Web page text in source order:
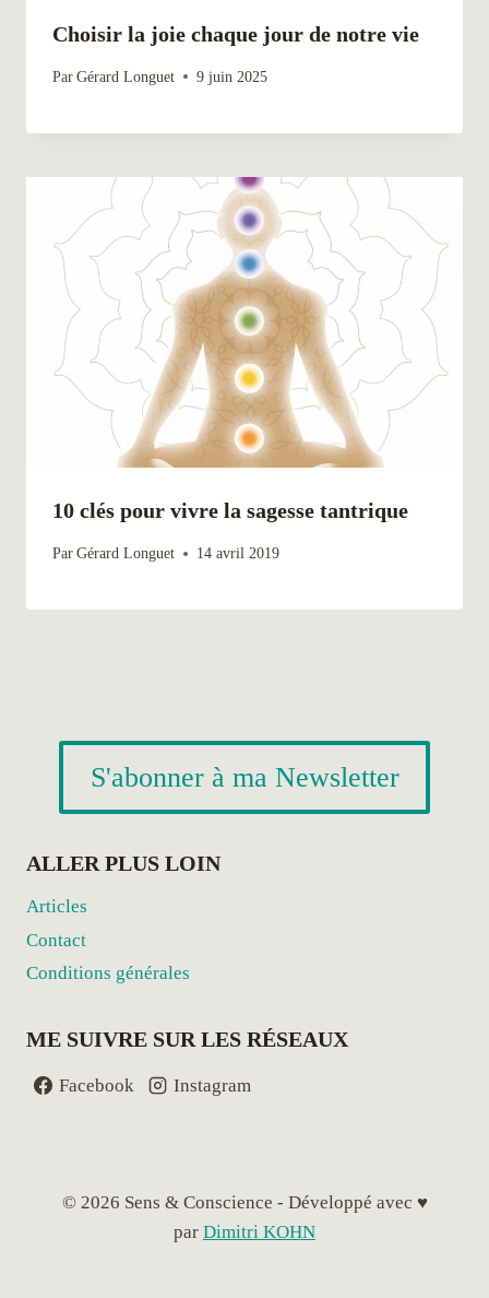
Choisir la joie chaque jour de notre vie
Par Gérard Longuet 9 juin 2025
10 clés pour vivre la sagesse tantrique
Par Gérard Longuet 14 avril 2019
S'abonner à ma Newsletter
ALLER PLUS LOIN
Articles
Contact
Conditions générales
ME SUIVRE SUR LES RÉSEAUX
Facebook Instagram
© 2026 Sens & Conscience - Développé avec ♥
par Dimitri KOHN